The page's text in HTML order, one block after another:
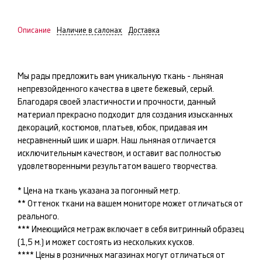
Описание Наличие в салонах Доставка
Мы рады предложить вам уникальную ткань - льняная
непревзойденного качества в цвете бежевый, серый.
Благодаря своей эластичности и прочности, данный
материал прекрасно подходит для создания изысканных
декораций, костюмов, платьев, юбок, придавая им
несравненный шик и шарм. Наш льняная отличается
исключительным качеством, и оставит вас полностью
удовлетворенными результатом вашего творчества.
* Цена на ткань указана за погонный метр.
** Оттенок ткани на вашем мониторе может отличаться от
реального.
*** Имеющийся метраж включает в себя витринный образец
(1,5 м.) и может состоять из нескольких кусков.
**** Цены в розничных магазинах могут отличаться от